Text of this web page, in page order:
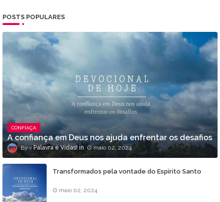
POSTS POPULARES
CONFIAÇA
A confiança em Deus nos ajuda enfrentar os desafios
Palavra é Vidas! maio 02, 2024
Transformados pela vontade do Espírito Santo
maio 02, 2024